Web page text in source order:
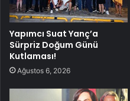
Yapımcı Suat Yanç’a
Sürpriz Doğum Günü
Kutlaması!
Ağustos 6, 2026